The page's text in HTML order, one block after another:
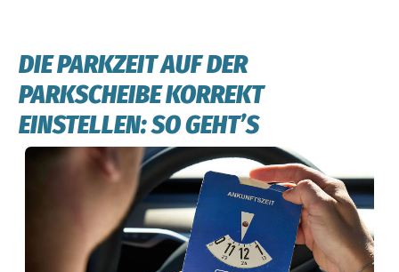
DIE PARKZEIT AUF DER
PARKSCHEIBE KORREKT
EINSTELLEN: SO GEHT’S